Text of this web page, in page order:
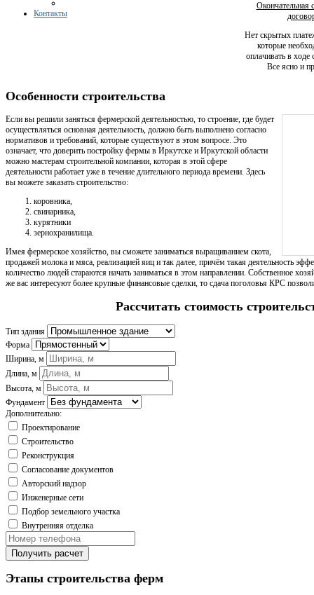
Контакты
Окончательная
Нет скрытых
которые
оплачивать в ходе
Все ясно и
Особенности строительства
Если вы решили заняться фермерской деятельностью, то строение, где будет
осуществляться основная деятельность, должно быть выполнено согласно
нормативов и требований, которые существуют в этом вопросе. Это
означает, что доверить постройку фермы в Иркутске и Иркутской области
можно мастерам строительной компании, которая в этой сфере
деятельности работает уже в течение длительного периода времени. Здесь
вы можете заказать строительство:
коровника,
свинарника,
курятники
зернохранилища.
Имея фермерское хозяйство, вы сможете заниматься выращиванием скота,
продажей молока и мяса, реализацией яиц и так далее, причём такая деятельность
количество людей стараются начать заниматься в этом направлении. Собственное
же вас интересуют более крупные финансовые сделки, то сдача поголовья КРС
Рассчитать стоимость
Тип здания
Форма
Ширина, м
Длина, м
Высота, м
Фундамент
Дополнительно:
Проектирование
Строительство
Реконструкция
Согласование документов
Авторский надзор
Инженерные сети
Подбор земельного участка
Внутренняя отделка
Получить расчет
Этапы строительства ферм